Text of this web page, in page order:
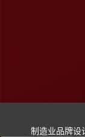
制造业品牌设